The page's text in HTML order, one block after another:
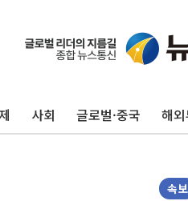
사회 글로벌·중국 해
속보